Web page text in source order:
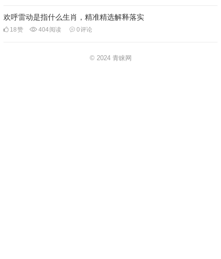
欢呼雷动是指什么生肖，精准精选解释落实
18赞 404阅读 0评论
© 2024 青睐网